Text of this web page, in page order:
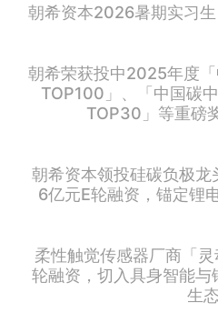
朝希资本2026暑期实习
朝希荣获投中2025年度
TOP100」、「中国碳
TOP30」等重磅
朝希资本领投硅碳负极龙
6亿元E轮融资，锚定锂
柔性触觉传感器厂商「
轮融资，切入具身智能
生态